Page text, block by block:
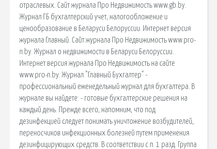
отраслевых. Сайт журнала Про Недвижимость www.gb.by.
Журнал ГБ бухгалтерский учет, налогообложение и
ценообразование в Беларуси Белоруссии. Интернет версия
журнала Главный. Сайт журнала Про Недвижимость www.pro-
n.by. Журнал о недвижимости в Беларуси Белоруссии.
Интернет версия журнала Про Недвижимость на сайте
www.pro-n.by. Журнал "Главный Бухгалтер" -
профессиональный еженедельный журнал для бухгалтера. В
журнале вы найдете: - готовые бухгалтерские решения на
каждый день. Прежде всего, напомним, что под
дезинфекцией следует понимать уничтожение возбудителей,
переносчиков инфекционных болезней путем применения
дезинфицирующих средств. В соответствии с п. 1 разд. Группа